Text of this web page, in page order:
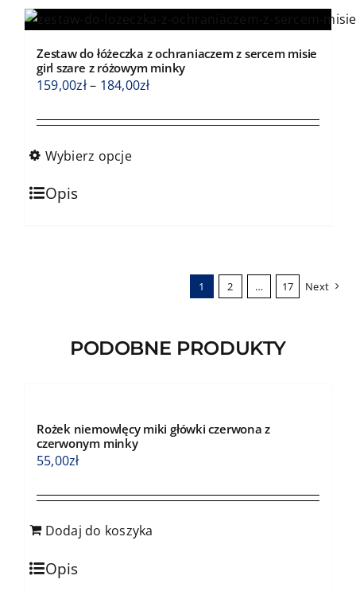
wariantów.
można
wybrać
stronie
produktu
Zestaw do łóżeczka z ochraniaczem z sercem misie
girl szare z różowym minky
159,00zł– 184,00złZakres
od
Wybierz opcje
Ten
produkt
Opis
1 2 … 17 Next
PODOBNE PRODUKTY
Rożek niemowlęcy miki główki czerwona z
czerwonym minky
55,00zł
Dodaj do koszyka
Opis